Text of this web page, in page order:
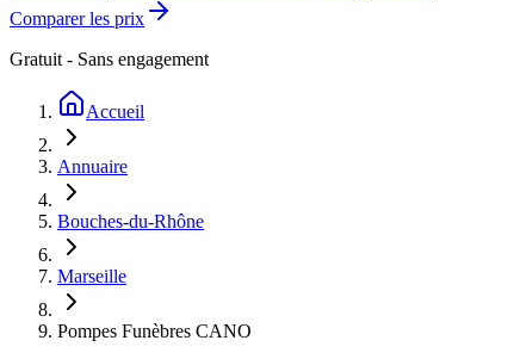
Comparer les prix
Gratuit - Sans engagement
Accueil
Annuaire
Bouches-du-Rhône
Marseille
Pompes Funèbres CANO